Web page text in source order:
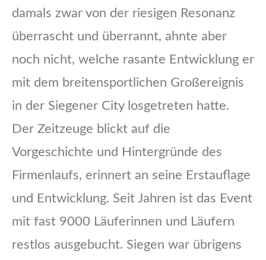
damals zwar von der riesigen Resonanz
überrascht und überrannt, ahnte aber
noch nicht, welche rasante Entwicklung er
mit dem breitensportlichen Großereignis
in der Siegener City losgetreten hatte.
Der Zeitzeuge blickt auf die
Vorgeschichte und Hintergründe des
Firmenlaufs, erinnert an seine Erstauflage
und Entwicklung. Seit Jahren ist das Event
mit fast 9000 Läuferinnen und Läufern
restlos ausgebucht. Siegen war übrigens